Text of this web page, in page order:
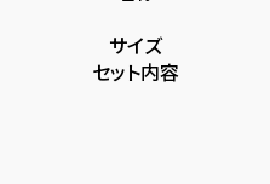
サイズ
セット内容